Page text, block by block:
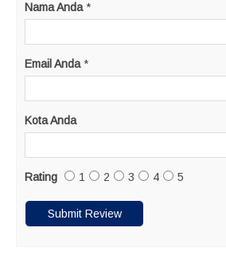
Nama Anda *
Email Anda *
Kota Anda
Rating 1 2 3 4 5